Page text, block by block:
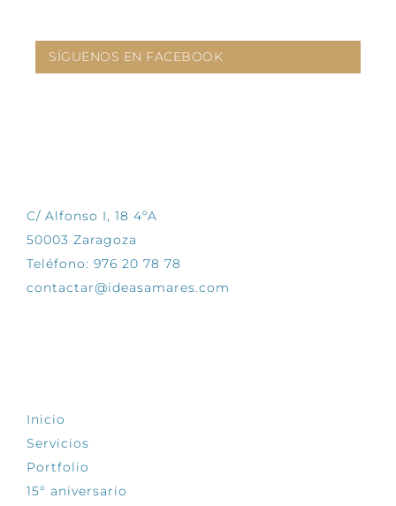
SÍGUENOS EN FACEBOOK
C/ Alfonso I, 18 4ºA
50003 Zaragoza
Teléfono: 976 20 78 78
contactar@ideasamares.com
Inicio
Servicios
Portfolio
15º aniversario